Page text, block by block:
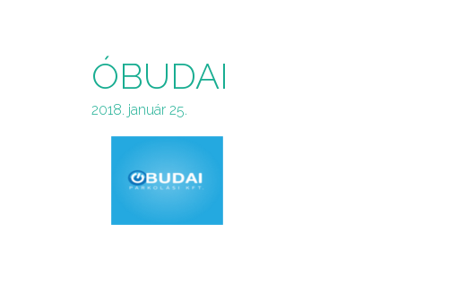
ÓBUDAI
2018. január 25.